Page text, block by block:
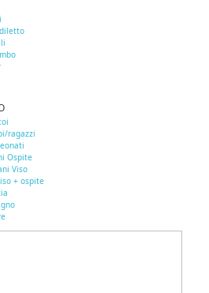
ragazzi
Ospite
Viso
+ ospite